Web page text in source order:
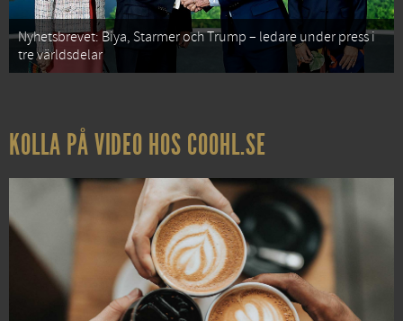
Nyhetsbrevet: Biya, Starmer och Trump – ledare under press i
tre världsdelar
KOLLA PÅ VIDEO HOS COOHL.SE